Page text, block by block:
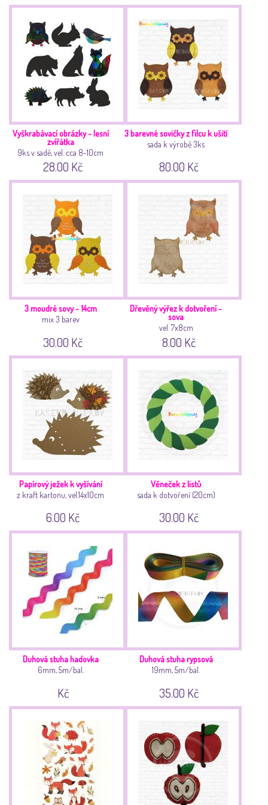
Vyškrabávací obrázky - lesní
zvířátka
9ks v sadě, vel. cca 8-10cm
28.00 Kč
3 barevné sovičky z filcu k ušití
sada k výrobě 3ks
80.00 Kč
3 moudré sovy - 14cm
mix 3 barev
30.00 Kč
Dřevěný výřez k dotvoření -
sova
vel. 7x8cm
8.00 Kč
Papírový ježek k vyšívání
z kraft kartonu, vel.14x10cm
6.00 Kč
Věneček z listů
sada k dotvoření (20cm)
30.00 Kč
Duhová stuha hadovka
6mm, 5m/bal.
Kč
Duhová stuha rypsová
19mm, 5m/bal.
35.00 Kč